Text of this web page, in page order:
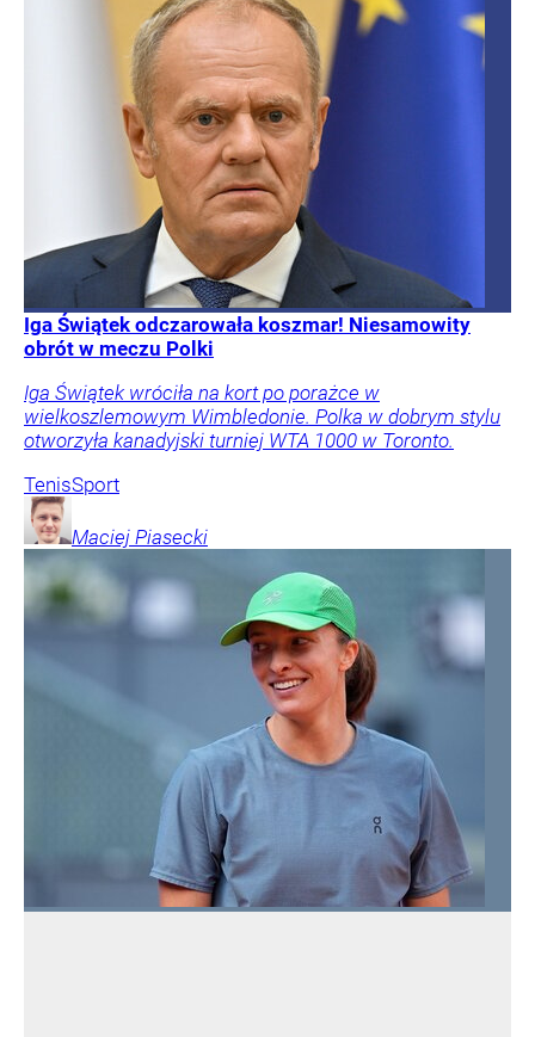
Iga Świątek odczarowała koszmar! Niesamowity
obrót w meczu Polki
Iga Świątek wróciła na kort po porażce w
wielkoszlemowym Wimbledonie. Polka w dobrym stylu
otworzyła kanadyjski turniej WTA 1000 w Toronto.
TenisSport
Maciej Piasecki